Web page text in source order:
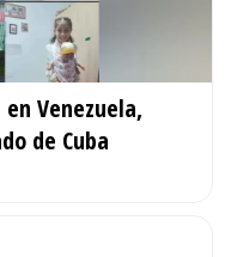
Venezuela,
de Cuba